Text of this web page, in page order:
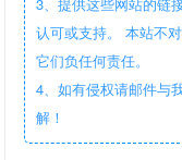
认可或支持。 本站不
它们负任何责任。
4、如有侵权请邮件与
解！